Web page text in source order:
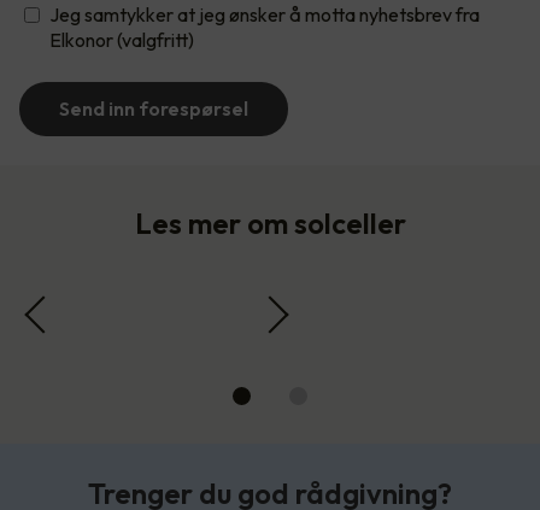
Jeg samtykker at jeg ønsker å motta nyhetsbrev fra
Elkonor (valgfritt)
Send inn forespørsel
Les mer om solceller
Trenger du god rådgivning?